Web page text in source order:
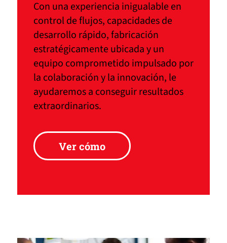
Con una experiencia inigualable en
control de flujos, capacidades de
desarrollo rápido, fabricación
estratégicamente ubicada y un
equipo comprometido impulsado por
la colaboración y la innovación, le
ayudaremos a conseguir resultados
extraordinarios.
Ver cómo